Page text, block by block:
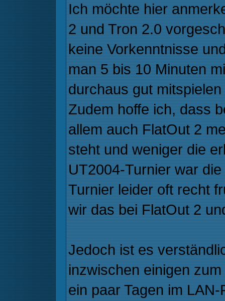
Ich möchte hier
2 und Tron 2.0
keine Vorkenntnisse
man 5 bis 10 Minuten
durchaus gut
Zudem hoffe ich, dass
allem auch FlatOut 2
steht und weniger die
UT2004-Turnier war
Turnier leider oft recht
wir das bei FlatOut 2
Jedoch ist es
inzwischen einigen
ein paar Tagen im